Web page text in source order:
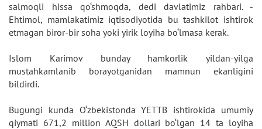
salmoqli hissa qo‘shmoqda, dedi davlatimiz rahbari. -
Ehtimol, mamlakatimiz iqtisodiyotida bu tashkilot ishtirok
etmagan biror-bir soha yoki yirik loyiha bo‘lmasa kerak.
Islom Karimov bunday hamkorlik yildan-yilga
mustahkamlanib borayotganidan mamnun ekanligini
bildirdi.
Bugungi kunda O‘zbekistonda YETTB ishtirokida umumiy
qiymati 671,2 million AQSH dollari bo‘lgan 14 ta loyiha